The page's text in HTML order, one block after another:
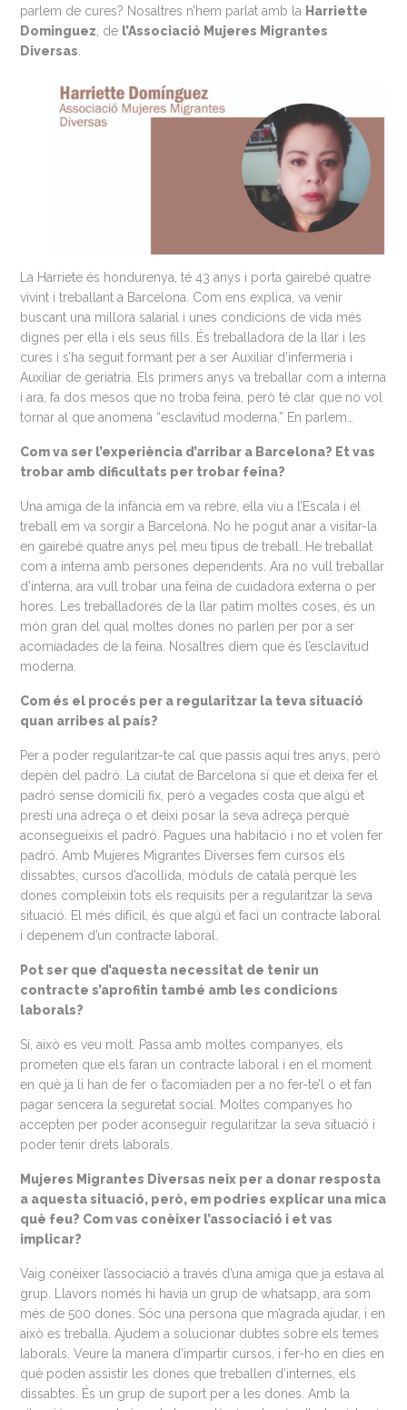
parlem de cures? Nosaltres n’hem parlat amb la Harriette
Dominguez , de l’Associació Mujeres Migrantes
Diversas
La Harriete és hondurenya, té 43 anys i porta gairebé quatre
vivint i treballant a Barcelona. Com ens explica, va venir
buscant una millora salarial i unes condicions de vida més
dignes per ella i els seus fills. És treballadora de la llar i les
cures i s’ha seguit formant per a ser Auxiliar d’infermeria i
Auxiliar de geriatria. Els primers anys va treballar com a interna
i ara, fa dos mesos que no troba feina, però té clar que no vol
tornar al que anomena “esclavitud moderna.” En parlem…
Com va ser l’experiència d’arribar a Barcelona? Et vas
trobar amb dificultats per trobar feina?
Una amiga de la infància em va rebre, ella viu a l’Escala i el
treball em va sorgir a Barcelona. No he pogut anar a visitar-la
en gairebé quatre anys pel meu tipus de treball. He treballat
com a interna amb persones dependents. Ara no vull treballar
d’interna, ara vull trobar una feina de cuidadora externa o per
hores. Les treballadores de la llar patim moltes coses, és un
món gran del qual moltes dones no parlen per por a ser
acomiadades de la feina. Nosaltres diem que és l’esclavitud
moderna.
Com és el procés per a regularitzar la teva situació
quan arribes al país?
Per a poder regularitzar-te cal que passis aquí tres anys, però
depèn del padró. La ciutat de Barcelona sí que et deixa fer el
padró sense domicili fix, però a vegades costa que algú et
presti una adreça o et deixi posar la seva adreça perquè
aconsegueixis el padró. Pagues una habitació i no et volen fer
padró. Amb Mujeres Migrantes Diverses fem cursos els
dissabtes, cursos d’acollida, mòduls de català perquè les
dones compleixin tots els requisits per a regularitzar la seva
situació. El més difícil, és que algú et faci un contracte laboral
i depenem d’un contracte laboral.
Pot ser que d’aquesta necessitat de tenir un
contracte s’aprofitin també amb les condicions
laborals?
Sí, això es veu molt. Passa amb moltes companyes, els
prometen que els faran un contracte laboral i en el moment
en què ja li han de fer o t’acomiaden per a no fer-te’l o et fan
pagar sencera la seguretat social. Moltes companyes ho
accepten per poder aconseguir regularitzar la seva situació i
poder tenir drets laborals.
Mujeres Migrantes Diversas neix per a donar resposta
a aquesta situació, però, em podries explicar una mica
què feu? Com vas conèixer l’associació i et vas
implicar?
Vaig conèixer l’associació a través d’una amiga que ja estava al
grup. Llavors només hi havia un grup de whatsapp, ara som
més de 500 dones. Sóc una persona que m’agrada ajudar, i en
això es treballa. Ajudem a solucionar dubtes sobre els temes
laborals. Veure la manera d’impartir cursos, i fer-ho en dies en
què poden assistir les dones que treballen d’internes, els
dissabtes. És un grup de suport per a les dones. Amb la